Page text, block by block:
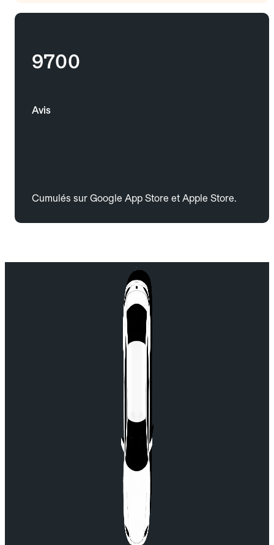
9700
Avis
Cumulés sur Google App Store et Apple Store.